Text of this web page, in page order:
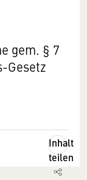
gem. § 7
Gesetz
Inhalt
teilen